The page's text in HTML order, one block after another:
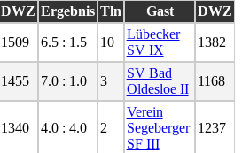
DWZ Ergebnis Tln Gast DWZ
1509 6.5 : 1.5 10
Lübecker
SV IX
1382
1455 7.0 : 1.0 3
SV Bad
Oldesloe II
1168
1340 4.0 : 4.0 2
Verein
Segeberger
SF III
1237